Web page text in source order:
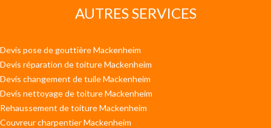
AUTRES SERVICES
Devis pose de gouttière Mackenheim
Devis réparation de toiture Mackenheim
Devis changement de tuile Mackenheim
Devis nettoyage de toiture Mackenheim
Rehaussement de toiture Mackenheim
Couvreur charpentier Mackenheim